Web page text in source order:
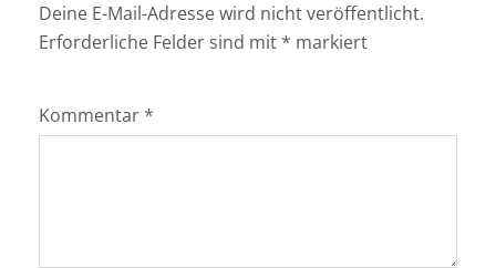
Deine E-Mail-Adresse wird nicht veröffentlicht.
Erforderliche Felder sind mit * markiert
Kommentar *